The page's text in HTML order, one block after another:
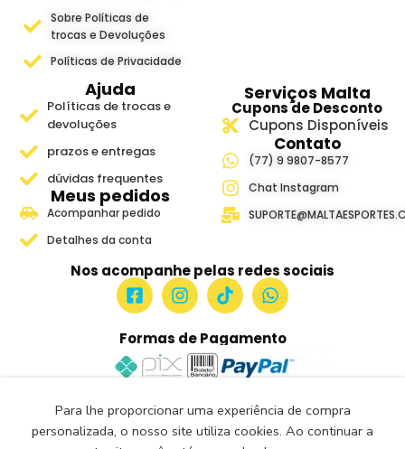
Sobre Políticas de
trocas e Devoluções
Políticas de Privacidade
Ajuda
Políticas de trocas e
devoluções
prazos e entregas
dúvidas frequentes
Meus pedidos
Acompanhar pedido
Detalhes da conta
Serviços Malta
Cupons de Desconto
Cupons Disponíveis
Contato
(77) 9 9807-8577
Chat Instagram
Nos acompanhe pelas redes sociais
Formas de Pagamento
Site Seguro e Verificado
Para lhe proporcionar uma experiência de compra
personalizada, o nosso site utiliza cookies. Ao continuar a